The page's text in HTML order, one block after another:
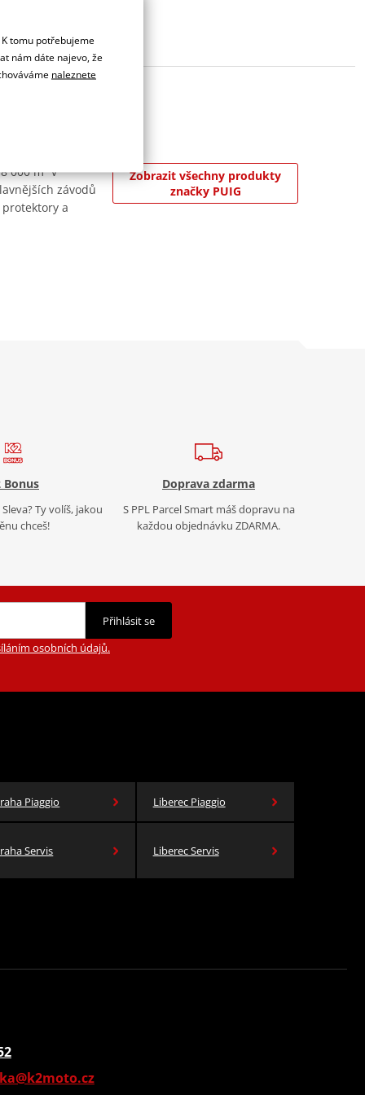
000 m² v
závodů
a
Zobrazit všechny produkty
značky PUIG
Bonus
Ty volíš, jakou
chceš!
Doprava zdarma
S PPL Parcel Smart máš dopravu na
každou objednávku ZDARMA.
Přihlásit se
osobních údajů.
Piaggio Liberec Piaggio
Servis Liberec Servis
tomu potřebujeme
nám dáte najevo, že
naleznete